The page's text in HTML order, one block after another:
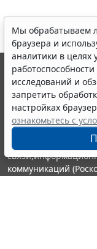
Мы обрабатываем
браузера и
аналитики в целях
исследований и
запретить
настройках
ознакомьтесь с
© ООО "НПП
выпускается с
являются
информации ГАРАНТ.
Портал ГАРАНТ.РУ
издания
коммуникаций